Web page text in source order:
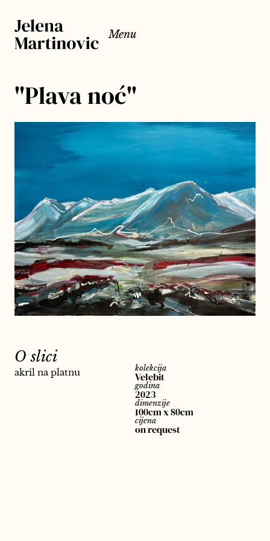
Menu
"Plava noć"
O slici
akril na platnu kolekcija
Velebit
godina
2023
dimenzije
100cm x 80cm
cijena
on request